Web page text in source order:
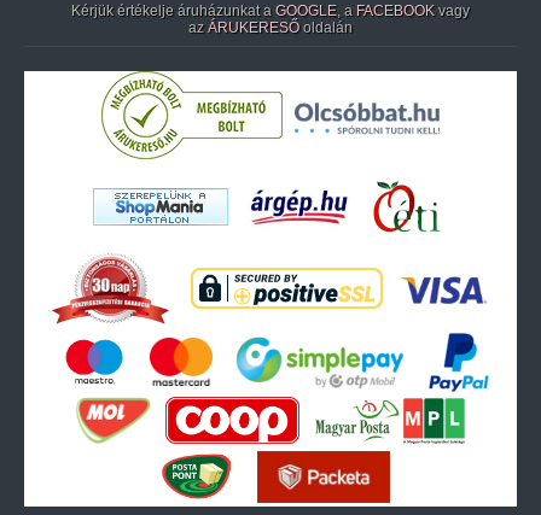
Kérjük értékelje áruházunkat a GOOGLE, a FACEBOOK vagy
az ÁRUKERESŐ oldalán